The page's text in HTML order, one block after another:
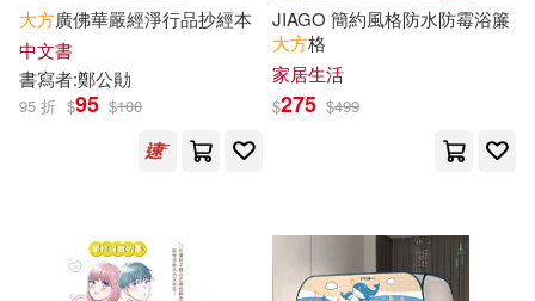
陸志昌(4) 馮雪松(4)
黃煌(4) (宋)陳自明(3)
Mensa門薩學會(3)
バルタン(3)
中國電力出版社(12)
出版菊(12)
新世界出版社(12)
大方廣佛華嚴經淨行品抄經本
中文書
書寫者:鄭公勛
95 折 $95 $100
JIAGO 簡約風格防水防霉浴簾
大方格
家居生活
$275 $499